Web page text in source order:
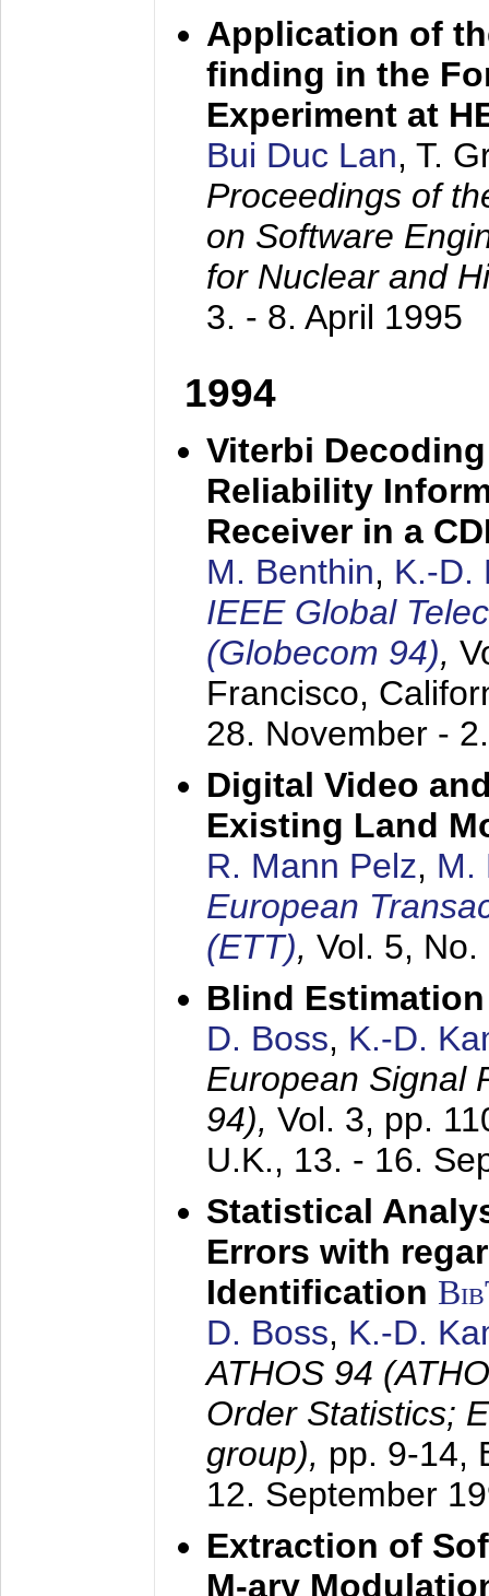
Application of
finding in the
Experiment at
Bui Duc Lan, T.
Proceedings of
on Software
for Nuclear and
3. - 8. April 1995
1994
Viterbi
Reliability
Receiver in a
M. Benthin, K.-D.
IEEE Global
(Globecom 94),
Francisco,
28. November -
Digital Video
Existing Land
R. Mann Pelz, M.
European
(ETT), Vol. 5,
Blind
D. Boss, K.-D.
European Signal
94), Vol. 3, pp.
U.K., 13. - 16.
Statistical
Errors with
Identification
D. Boss, K.-D.
ATHOS 94
Order Statistics;
group), pp. 9-14,
12. September
Extraction of
M-ary